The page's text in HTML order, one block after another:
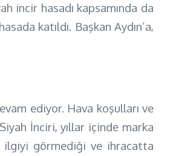
incir hasadı kapsamında da
katıldı. Başkan Aydın’a,
ediyor. Hava koşulları ve
İnciri, yıllar içinde marka
ilgiyi görmediği ve ihracatta